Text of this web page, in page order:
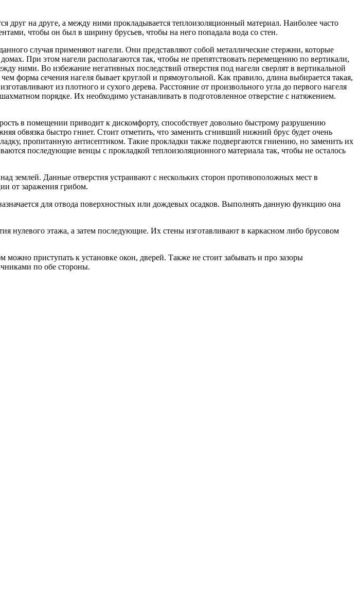
друг на друге, а между ними прокладывается теплоизоляционный материал. Наиболее часто
чтобы он был в ширину брусьев, чтобы на него попадала вода со стен.
случая применяют нагели. Они представляют собой металлические стержни, которые
При этом нагели располагаются так, чтобы не препятствовать перемещению по вертикали,
ними. Во избежание негативных последствий отверстия под нагели сверлят в вертикальной
форма сечения нагеля бывает круглой и прямоугольной. Как правило, длина выбирается такая,
из плотного и сухого дерева. Расстояние от произвольного угла до первого нагеля
порядке. Их необходимо устанавливать в подготовленное отверстие с натяжением.
в помещении приводит к дискомфорту, способствует довольно быстрому разрушению
обвязка быстро гниет. Стоит отметить, что заменить сгнивший нижний брус будет очень
пропитанную антисептиком. Такие прокладки также подвергаются гниению, но заменить их
последующие венцы с прокладкой теплоизоляционного материала так, чтобы не осталось
землей. Данные отверстия устраивают с нескольких сторон противоположных мест в
от заражения грибом.
для отвода поверхностных или дождевых осадков. Выполнять данную функцию она
нулевого этажа, а затем последующие. Их стены изготавливают в каркасном либо брусовом
приступать к установке окон, дверей. Также не стоит забывать и про зазоры
по обе стороны.